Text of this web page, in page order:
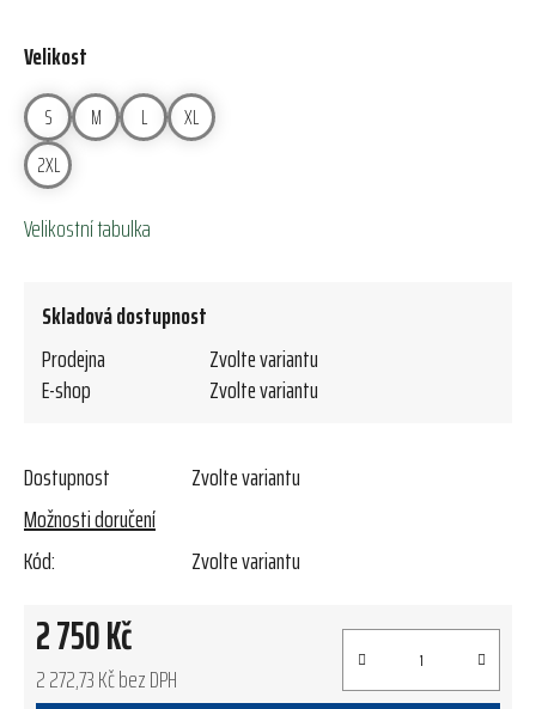
Velikost
S M L
XL
2XL
Velikostní tabulka
Skladová dostupnost
Prodejna
Zvolte variantu
E-shop
Zvolte variantu
Dostupnost
Zvolte variantu
Možnosti doručení
Kód:
Zvolte variantu
2 750 Kč
2 272,73 Kč bez DPH